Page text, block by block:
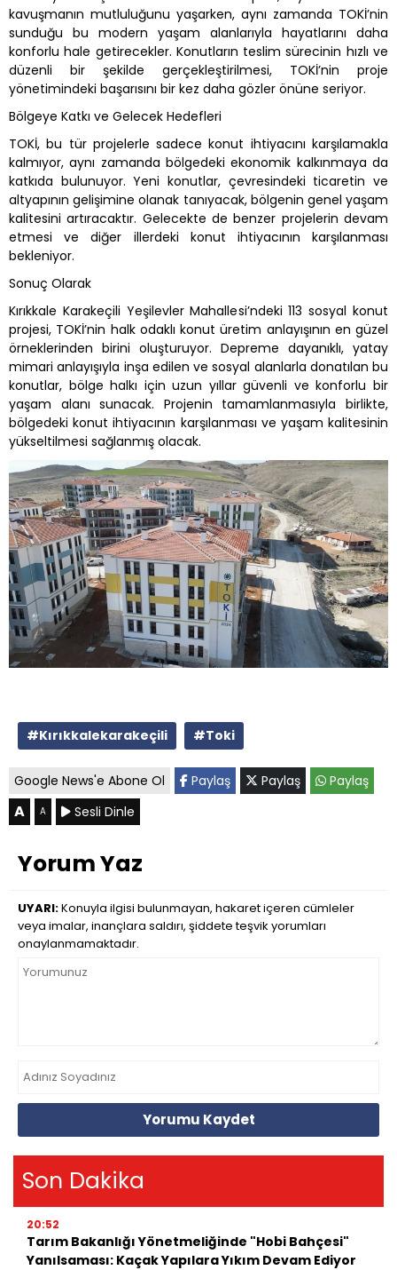
kavuşmanın mutluluğunu yaşarken, aynı zamanda TOKİ’nin
sunduğu bu modern yaşam alanlarıyla hayatlarını daha
konforlu hale getirecekler. Konutların teslim sürecinin hızlı ve
düzenli bir şekilde gerçekleştirilmesi, TOKİ’nin proje
yönetimindeki başarısını bir kez daha gözler önüne seriyor.
Bölgeye Katkı ve Gelecek Hedefleri
TOKİ, bu tür projelerle sadece konut ihtiyacını karşılamakla
kalmıyor, aynı zamanda bölgedeki ekonomik kalkınmaya da
katkıda bulunuyor. Yeni konutlar, çevresindeki ticaretin ve
altyapının gelişimine olanak tanıyacak, bölgenin genel yaşam
kalitesini artıracaktır. Gelecekte de benzer projelerin devam
etmesi ve diğer illerdeki konut ihtiyacının karşılanması
bekleniyor.
Sonuç Olarak
Kırıkkale Karakeçili Yeşilevler Mahallesi’ndeki 113 sosyal konut
projesi, TOKİ’nin halk odaklı konut üretim anlayışının en güzel
örneklerinden birini oluşturuyor. Depreme dayanıklı, yatay
mimari anlayışıyla inşa edilen ve sosyal alanlarla donatılan bu
konutlar, bölge halkı için uzun yıllar güvenli ve konforlu bir
yaşam alanı sunacak. Projenin tamamlanmasıyla birlikte,
bölgedeki konut ihtiyacının karşılanması ve yaşam kalitesinin
yükseltilmesi sağlanmış olacak.
#Kırıkkalekarakeçili #Toki
Google News'e Abone Ol Paylaş Paylaş Paylaş
A A Sesli Dinle
Yorum Yaz
UYARI:Konuyla ilgisi bulunmayan, hakaret içeren cümleler
veya imalar, inançlara saldırı, şiddete teşvik yorumları
onaylanmamaktadır.
Yorumu Kaydet
Son Dakika
20:52
Tarım Bakanlığı Yönetmeliğinde "Hobi Bahçesi"
Yanılsaması: Kaçak Yapılara Yıkım Devam Ediyor